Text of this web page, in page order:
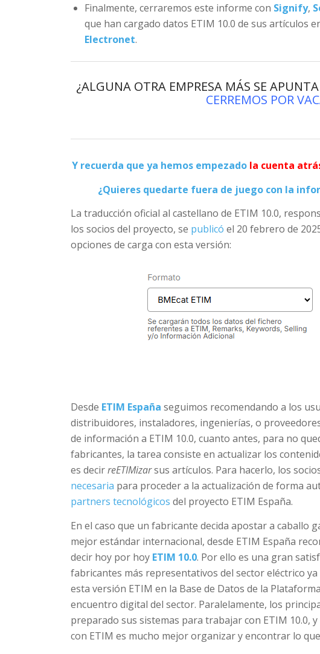
Finalmente, cerraremos este informe con Signify,
que han cargado datos ETIM 10.0 de sus artículos
Electronet.
¿ALGUNA OTRA EMPRESA MÁS SE
CERREMOS POR
Y recuerda que ya hemos empezado la cuenta
¿Quieres quedarte fuera de juego con la
La traducción oficial al castellano de ETIM 10.0,
los socios del proyecto, se publicó el 20 febrero de
opciones de carga con esta versión:
Desde ETIM España seguimos recomendando a los
distribuidores, instaladores, ingenierías, o
de información a ETIM 10.0, cuanto antes, para no
fabricantes, la tarea consiste en actualizar los
es decirreETIMizarsus artículos. Para hacerlo, los
necesaria para proceder a la actualización de forma
partners tecnológicos del proyecto ETIM España.
En el caso que un fabricante decida apostar a caballo
mejor estándar internacional, desde ETIM España
decir hoy por hoy ETIM 10.0. Por ello es una gran
fabricantes más representativos del sector eléctrico
esta versión ETIM en la Base de Datos de la
encuentro digital del sector. Paralelamente, los
preparado sus sistemas para trabajar con ETIM 10.0,
con ETIM es mucho mejor organizar y encontrar lo